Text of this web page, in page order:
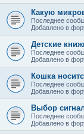
Какую
Последнее
Добавлено в
Детские
Последнее
Добавлено в
Кошка
Последнее
Добавлено в
Выбор
Последнее
Добавлено в